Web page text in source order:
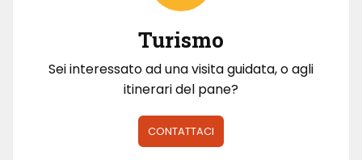
Turismo
Sei interessato ad una visita guidata, o agli
itinerari del pane?
CONTATTACI